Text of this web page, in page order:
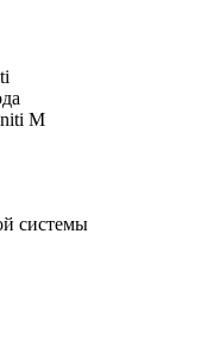
M
системы